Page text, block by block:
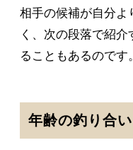
相手の候補が自分よ
く、次の段落で紹
ることもあるのです。
年齢の釣り合い